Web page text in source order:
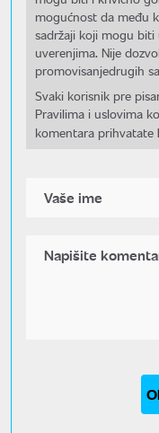
mogućnost da među
sadržaji koji mogu biti
uverenjima. Nije
promovisanjedrugih
Svaki korisnik pre
Pravilima i uslovima
komentara prihvatate